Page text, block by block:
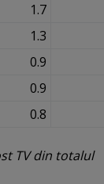
1.7
1.3
0.9
0.9
0.8
TV din totalul